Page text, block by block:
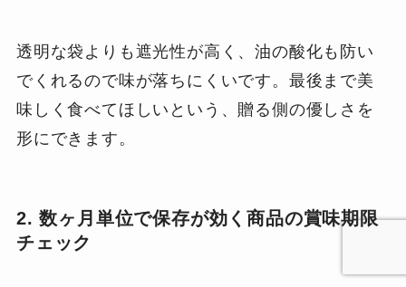
透明な袋よりも遮光性が高く、油の酸化も防い
でくれるので味が落ちにくいです。最後まで美
味しく食べてほしいという、贈る側の優しさを
形にできます。
2. 数ヶ月単位で保存が効く商品の賞味期限
チェック